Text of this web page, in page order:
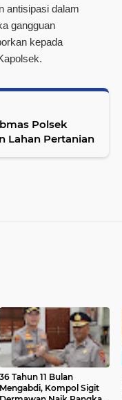
antisipasi dalam
gangguan
kepada
Polsek
Lahan Pertanian
36 Tahun 11 Bulan
Mengabdi, Kompol Sigit